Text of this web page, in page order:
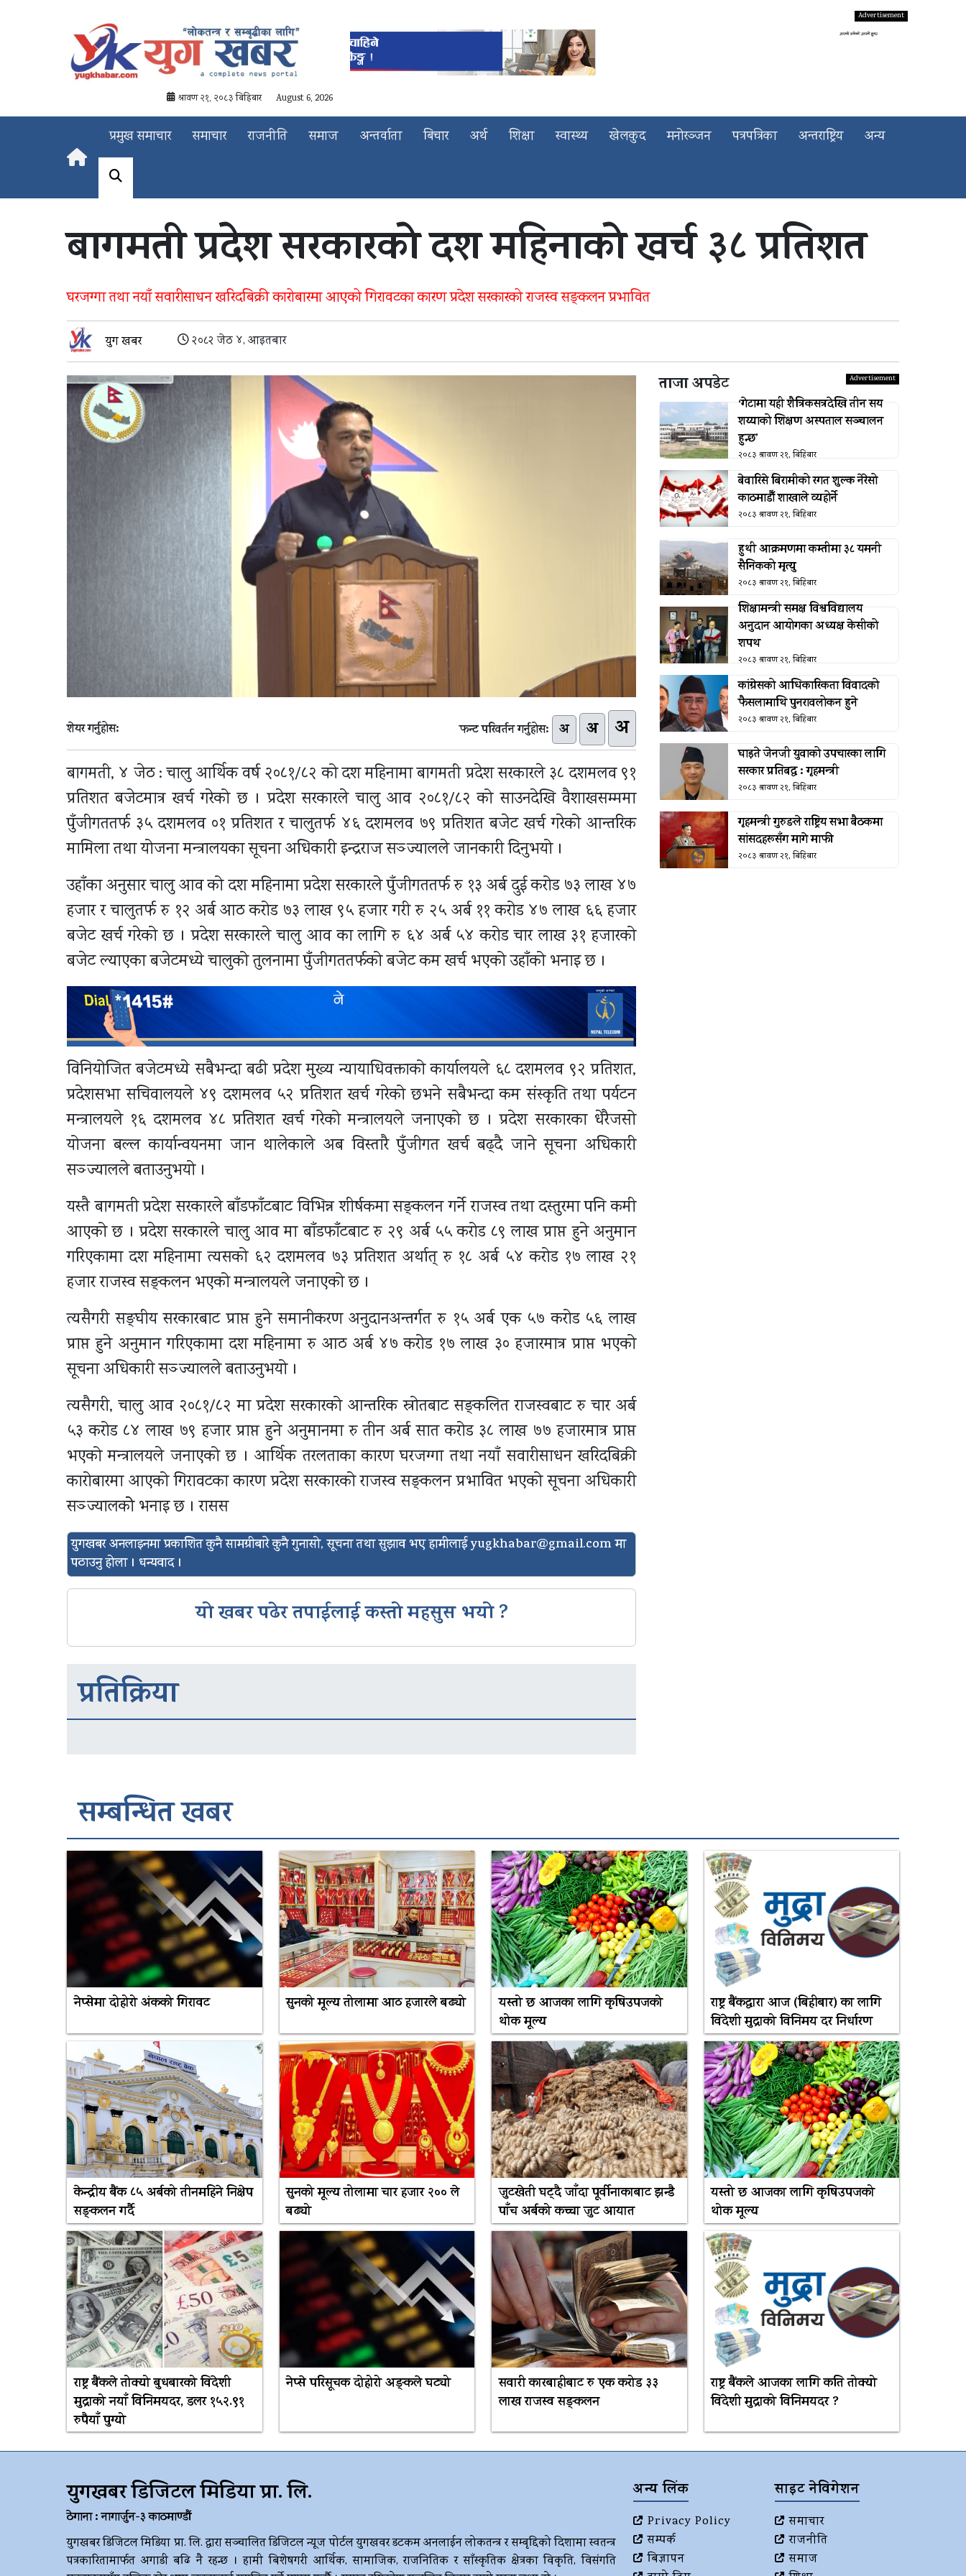
श्रावण २१, २०८३ बिहिबार August 6, 2026
प्रमुख समाचार समाचार राजनीति समाज अन्तर्वाता बिचार अर्थ शिक्षा स्वास्थ्य खेलकुद मनोरञ्जन पत्रपत्रिका अन्तराष्ट्रिय अन्य
बागमती प्रदेश सरकारको दश महिनाको खर्च ३८ प्रतिशत
घरजग्गा तथा नयाँ सवारीसाधन खरिदबिक्री कारोबारमा आएको गिरावटका कारण प्रदेश सरकारको राजस्व सङ्कलन प्रभावित
युग खबर २०८२ जेठ ४, आइतबार
शेयर गर्नुहोस: फन्ट परिवर्तन गर्नुहोस: अ अ अ
बागमती, ४ जेठ : चालु आर्थिक वर्ष २०८१/८२ को दश महिनामा बागमती प्रदेश सरकारले ३८ दशमलव ९१
प्रतिशत बजेटमात्र खर्च गरेको छ । प्रदेश सरकारले चालु आव २०८१/८२ को साउनदेखि वैशाखसम्ममा
पुँजीगततर्फ ३५ दशमलव ०१ प्रतिशत र चालुतर्फ ४६ दशमलव ७९ प्रतिशत बजेट खर्च गरेको आन्तरिक
मामिला तथा योजना मन्त्रालयका सूचना अधिकारी इन्द्रराज सञ्ज्यालले जानकारी दिनुभयो ।
उहाँका अनुसार चालु आव को दश महिनामा प्रदेश सरकारले पुँजीगततर्फ रु १३ अर्ब दुई करोड ७३ लाख ४७
हजार र चालुतर्फ रु १२ अर्ब आठ करोड ७३ लाख ९५ हजार गरी रु २५ अर्ब ११ करोड ४७ लाख ६६ हजार
बजेट खर्च गरेको छ । प्रदेश सरकारले चालु आव का लागि रु ६४ अर्ब ५४ करोड चार लाख ३१ हजारको
बजेट ल्याएका बजेटमध्ये चालुको तुलनामा पुँजीगततर्फको बजेट कम खर्च भएको उहाँको भनाइ छ ।
विनियोजित बजेटमध्ये सबैभन्दा बढी प्रदेश मुख्य न्यायाधिवक्ताको कार्यालयले ६८ दशमलव ९२ प्रतिशत,
प्रदेशसभा सचिवालयले ४९ दशमलव ५२ प्रतिशत खर्च गरेको छभने सबैभन्दा कम संस्कृति तथा पर्यटन
मन्त्रालयले १६ दशमलव ४८ प्रतिशत खर्च गरेको मन्त्रालयले जनाएको छ । प्रदेश सरकारका धेरैजसो
योजना बल्ल कार्यान्वयनमा जान थालेकाले अब विस्तारै पुँजीगत खर्च बढ्दै जाने सूचना अधिकारी
सञ्ज्यालले बताउनुभयो ।
यस्तै बागमती प्रदेश सरकारले बाँडफाँटबाट विभिन्न शीर्षकमा सङ्कलन गर्ने राजस्व तथा दस्तुरमा पनि कमी
आएको छ । प्रदेश सरकारले चालु आव मा बाँडफाँटबाट रु २९ अर्ब ५५ करोड ८९ लाख प्राप्त हुने अनुमान
गरिएकामा दश महिनामा त्यसको ६२ दशमलव ७३ प्रतिशत अर्थात् रु १८ अर्ब ५४ करोड १७ लाख २१
हजार राजस्व सङ्कलन भएको मन्त्रालयले जनाएको छ ।
त्यसैगरी सङ्घीय सरकारबाट प्राप्त हुने समानीकरण अनुदानअन्तर्गत रु १५ अर्ब एक ५७ करोड ५६ लाख
प्राप्त हुने अनुमान गरिएकामा दश महिनामा रु आठ अर्ब ४७ करोड १७ लाख ३० हजारमात्र प्राप्त भएको
सूचना अधिकारी सञ्ज्यालले बताउनुभयो ।
त्यसैगरी, चालु आव २०८१/८२ मा प्रदेश सरकारको आन्तरिक स्रोतबाट सङ्कलित राजस्वबाट रु चार अर्ब
५३ करोड ८४ लाख ७९ हजार प्राप्त हुने अनुमानमा रु तीन अर्ब सात करोड ३८ लाख ७७ हजारमात्र प्राप्त
भएको मन्त्रालयले जनाएको छ । आर्थिक तरलताका कारण घरजग्गा तथा नयाँ सवारीसाधन खरिदबिक्री
कारोबारमा आएको गिरावटका कारण प्रदेश सरकारको राजस्व सङ्कलन प्रभावित भएको सूचना अधिकारी
सञ्ज्यालकोे भनाइ छ । रासस
युगखबर अनलाइनमा प्रकाशित कुनै सामग्रीबारे कुनै गुनासो, सूचना तथा सुझाव भए हामीलाईyugkhabar@gmail.comमा
पठाउनु होला । धन्यवाद ।
यो खबर पढेर तपाईलाई कस्तो महसुस भयो ?
प्रतिक्रिया
ताजा अपडेट
‘गेटामा यही शैत्रिकसत्रदेखि तीन सय
शय्याको शिक्षण अस्पताल सञ्चालन
हुन्छ’
२०८३ श्रावण २१, बिहिबार
बेवारिसे बिरामीको रगत शुल्क नेरेसो
काठमाडौँ शाखाले व्यहोर्ने
२०८३ श्रावण २१, बिहिबार
हुथी आक्रमणमा कम्तीमा ३८ यमनी
सैनिकको मृत्यु
२०८३ श्रावण २१, बिहिबार
शिक्षामन्त्री समक्ष विश्वविद्यालय
अनुदान आयोगका अध्यक्ष केसीको
शपथ
२०८३ श्रावण २१, बिहिबार
कांग्रेसको आधिकारिकता विवादको
फैसलामाथि पुनरावलोकन हुने
२०८३ श्रावण २१, बिहिबार
घाइते जेनजी युवाको उपचारका लागि
सरकार प्रतिबद्ध : गृहमन्त्री
२०८३ श्रावण २१, बिहिबार
गृहमन्त्री गुरुङले राष्ट्रिय सभा बैठकमा
सांसदहरूसँग मागे माफी
२०८३ श्रावण २१, बिहिबार
सम्बन्धित खबर
नेप्सेमा दोहोरो अंकको गिरावट सुनको मूल्य तोलामा आठ हजारले बढ्यो
यस्तो छ आजका लागि कृषिउपजको
थोक मूल्य
राष्ट्र बैंकद्धारा आज (बिहीबार) का लागि
विदेशी मुद्राको विनिमय दर निर्धारण
केन्द्रीय बैंक ८५ अर्बको तीनमहिने निक्षेप
सङ्कलन गर्दै
सुनको मूल्य तोलामा चार हजार २०० ले
बढ्यो
जुटखेती घट्दै जाँदा पूर्वीनाकाबाट झन्डै
पाँच अर्बको कच्चा जुट आयात
यस्तो छ आजका लागि कृषिउपजको
थोक मूल्य
राष्ट्र बैंकले तोक्यो बुधबारको विदेशी
मुद्राको नयाँ विनिमयदर, डलर १५२.९१
रुपैयाँ पुग्यो
नेप्से परिसूचक दोहोरो अङ्कले घट्यो
सवारी कारबाहीबाट रु एक करोड ३३
लाख राजस्व सङ्कलन
राष्ट्र बैंकले आजका लागि कति तोक्यो
विदेशी मुद्राको विनिमयदर ?
युगखबर डिजिटल मिडिया प्रा. लि.
ठेगाना : नागार्जुन-३ काठमाण्डौं
युगखबर डिजिटल मिडिया प्रा. लि. द्धारा सञ्चालित डिजिटल न्यूज पोर्टल युगखवर डटकम अनलाईन लोकतन्त्र र सम्बृद्दिको दिशामा स्वतन्त्र
पत्रकारितामार्फत अगाडी बढि नै रहन्छ । हामी बिशेषगरी आर्थिक, सामाजिक, राजनितिक र साँस्कृतिक क्षेत्रका विकृति, विसंगति
अन्य लिंक
Privacy Policy
सम्पर्क
बिज्ञापन
साइट नेविगेशन
समाचार
राजनीति
समाज